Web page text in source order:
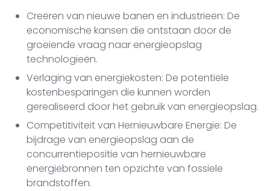
Creëren van nieuwe banen en industrieën: De
economische kansen die ontstaan door de
groeiende vraag naar energieopslag
technologieën.
Verlaging van energiekosten: De potentiële
kostenbesparingen die kunnen worden
gerealiseerd door het gebruik van energieopslag.
Competitiviteit van Hernieuwbare Energie: De
bijdrage van energieopslag aan de
concurrentiepositie van hernieuwbare
energiebronnen ten opzichte van fossiele
brandstoffen.